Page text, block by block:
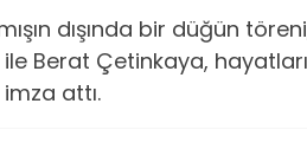
dışında bir düğün
ile Berat Çetinkaya,
attı.